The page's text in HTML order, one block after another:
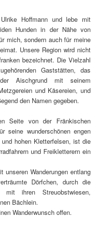
Hoffmann und lebe mit
Hunden in der Nähe von
mich, sondern auch für meine
Unsere Region wird nicht
bezeichnet. Die Vielzahl
Gaststätten, das
der Aischgrund mit seinem
und Käsereien, und
den Namen gegeben.
Seite von der Fränkischen
seine wunderschönen engen
hohen Kletterfelsen, ist die
und Freikletterern ein
unseren Wanderungen entlang
Dörfchen, durch die
mit ihren Streuobstwiesen,
Bächlein.
Wanderwunsch offen.